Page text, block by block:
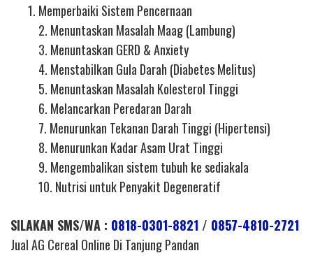
Memperbaiki Sistem Pencernaan
2. Menuntaskan Masalah Maag (Lambung)
3. Menuntaskan GERD & Anxiety
4. Menstabilkan Gula Darah (Diabetes Melitus)
5. Menuntaskan Masalah Kolesterol Tinggi
6. Melancarkan Peredaran Darah
7. Menurunkan Tekanan Darah Tinggi (Hipertensi)
8. Menurunkan Kadar Asam Urat Tinggi
9. Mengembalikan sistem tubuh ke sediakala
10. Nutrisi untuk Penyakit Degeneratif
SILAKAN SMS/WA : 0818-0301-8821 / 0857-4810-2721
Jual AG Cereal Online Di Tanjung Pandan